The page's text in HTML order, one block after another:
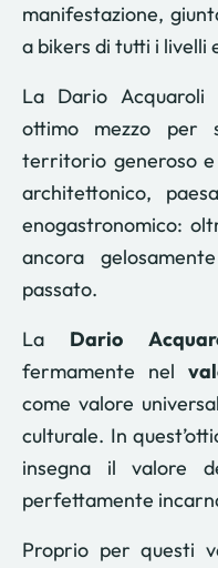
manifestazione,
a bikers di tutti i livelli
La Dario Acquaroli
ottimo mezzo per
territorio generoso
architettonico,
enogastronomico:
ancora
passato.
La Dario
fermamente nel
come valore
culturale. In
insegna il valore
perfettamente
Proprio per questi